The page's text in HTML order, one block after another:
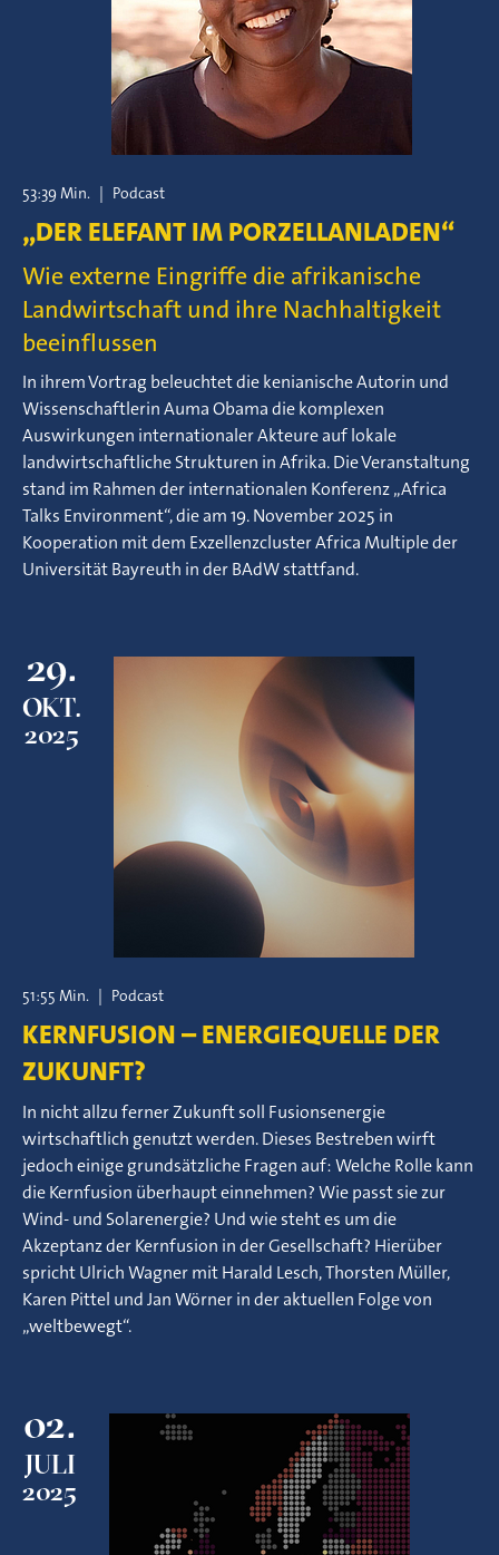
53:39 Min. | Podcast
„DER ELEFANT IM PORZELLANLADEN“
Wie externe Eingriffe die afrikanische
Landwirtschaft und ihre Nachhaltigkeit
beeinflussen
In ihrem Vortrag beleuchtet die kenianische Autorin und
Wissenschaftlerin Auma Obama die komplexen
Auswirkungen internationaler Akteure auf lokale
landwirtschaftliche Strukturen in Afrika. Die Veranstaltung
stand im Rahmen der internationalen Konferenz „Africa
Talks Environment“, die am 19. November 2025 in
Kooperation mit dem Exzellenzcluster Africa Multiple der
Universität Bayreuth in der BAdW stattfand.
29.
OKT.
2025
51:55 Min. | Podcast
KERNFUSION – ENERGIEQUELLE DER
ZUKUNFT?
In nicht allzu ferner Zukunft soll Fusionsenergie
wirtschaftlich genutzt werden. Dieses Bestreben wirft
jedoch einige grundsätzliche Fragen auf: Welche Rolle kann
die Kernfusion überhaupt einnehmen? Wie passt sie zur
Wind- und Solarenergie? Und wie steht es um die
Akzeptanz der Kernfusion in der Gesellschaft? Hierüber
spricht Ulrich Wagner mit Harald Lesch, Thorsten Müller,
Karen Pittel und Jan Wörner in der aktuellen Folge von
„weltbewegt“.
02.
JULI
2025